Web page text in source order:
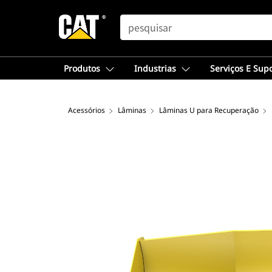
SEARCH
Produtos Industrias Serviços E
Acessórios Lâminas Lâminas U para Recuperação